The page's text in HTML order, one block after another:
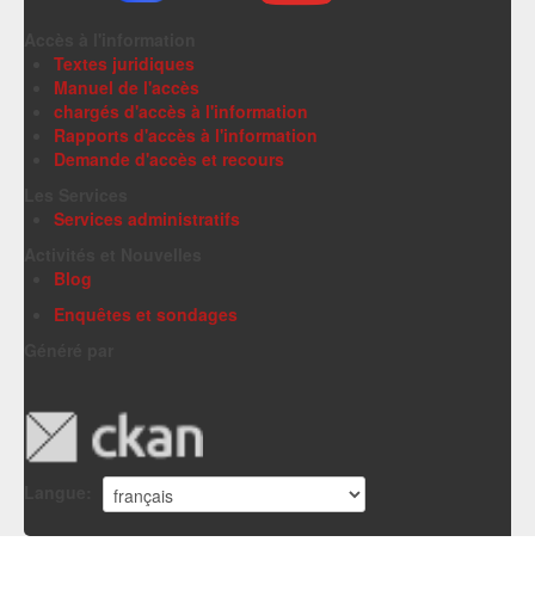
Textes juridiques
Manuel de l'accès
chargés d'accès à l'information
Rapports d'accès à l'information
Demande d'accès et recours
Services administratifs
Blog
Enquêtes et sondages